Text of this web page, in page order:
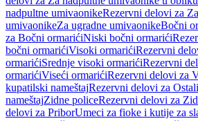
nadpultne umivaonikeRezervni delovi za
umivaonikeZa ugradne umivaonikeBočni
za Bočni ormarićiNiski bočni ormarići
bočni ormarićiVisoki ormarićiRezervni
ormarićiSrednje visoki ormarićiRezervni
ormarićiViseći ormarićiRezervni delovi za
kupatilski nameštajRezervni delovi za
nameštajZidne policeRezervni delovi za
delovi za PriborUmeci za fioke i kutije za